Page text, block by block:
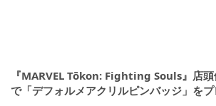
『MARVEL Tōkon: Fighting Souls』店
で「デフォルメアクリルピンバッジ」をプ